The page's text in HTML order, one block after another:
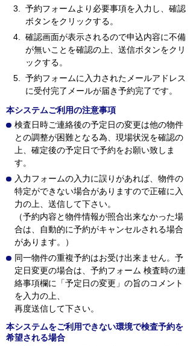
予約フォームより必要事項を入力し、確認
ボタンをクリックする。
確認画面が表示されるので申込内容に不備
が無いことを確認の上、送信ボタンをクリ
ックする。
予約フォームに入力されたメールアドレス
に受付完了メールが届き予約完了です。
本システムご利用の注意事項
検査日時ご連絡後の予定日の変更は他の物件
との調整が困難となる為、現場状況を確認の
上、確定後の予定日で予約をお願い致しま
す。
入力フォームの入力に誤りがあれば、物件の
特定ができない場合がありますので正確に入
力の上、送信して下さい。
（予約内容と物件情報が照合出来なかった場
合は、自動的に予約がキャンセルされる場合
があります。）
同一物件の重複予約はお受け出来ません。予
定日変更の場合は、予約フォーム 検査時の連
絡事項欄に「予定日の変更」の旨のコメント
を入力の上、
再度送信して下さい。
本システムをご利用できない環境で検査予約を
希望される場合